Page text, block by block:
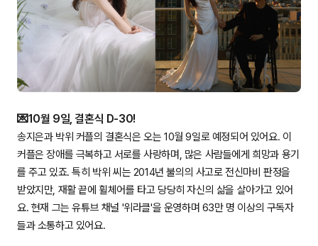
💌10월 9일, 결혼식 D-30!
송지은과 박위 커플의 결혼식은 오는 10월 9일로 예정되어 있어요. 이
커플은 장애를 극복하고 서로를 사랑하며, 많은 사람들에게 희망과 용기
를 주고 있죠. 특히 박위 씨는 2014년 불의의 사고로 전신마비 판정을
받았지만, 재활 끝에 휠체어를 타고 당당히 자신의 삶을 살아가고 있어
요. 현재 그는 유튜브 채널 '위라클'을 운영하며 63만 명 이상의 구독자
들과 소통하고 있어요.